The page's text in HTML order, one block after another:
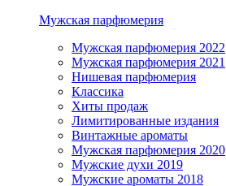
Мужская парфюмерия
Мужская парфюмерия 2022
Мужская парфюмерия 2021
Нишевая парфюмерия
Классика
Хиты продаж
Лимитированные издания
Винтажные ароматы
Мужская парфюмерия 2020
Мужские духи 2019
Мужские ароматы 2018